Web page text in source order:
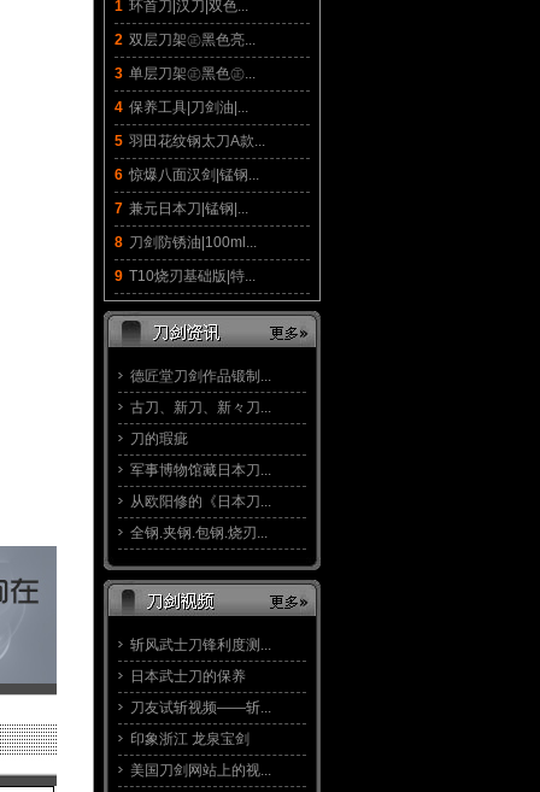
1 环首刀|汉刀|双色...
2 双层刀架㊣黑色亮...
3 单层刀架㊣黑色㊣...
4 保养工具|刀剑油|...
5 羽田花纹钢太刀A款...
6 惊爆八面汉剑|锰钢...
7 兼元日本刀|锰钢|...
8 刀剑防锈油|100ml...
9 T10烧刃基础版|特...
德匠堂刀剑作品锻制...
古刀、新刀、新々刀...
刀的瑕疵
军事博物馆藏日本刀...
从欧阳修的《日本刀...
全钢.夹钢.包钢.烧刃...
斩风武士刀锋利度测...
日本武士刀的保养
刀友试斩视频——斩...
印象浙江 龙泉宝剑
美国刀剑网站上的视...